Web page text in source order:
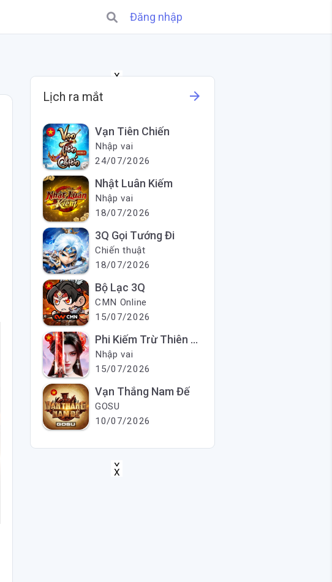
Đăng nhập
X
Lịch ra mắt arrow_forward
Vạn Tiên Chiến
Nhập vai
24/07/2026
Nhật Luân Kiếm
Nhập vai
18/07/2026
3Q Gọi Tướng Đi
Chiến thuật
18/07/2026
Bộ Lạc 3Q
CMN Online
15/07/2026
Phi Kiếm Trừ Thiên Ma
Nhập vai
15/07/2026
Vạn Thắng Nam Đế
GOSU
10/07/2026
X
X